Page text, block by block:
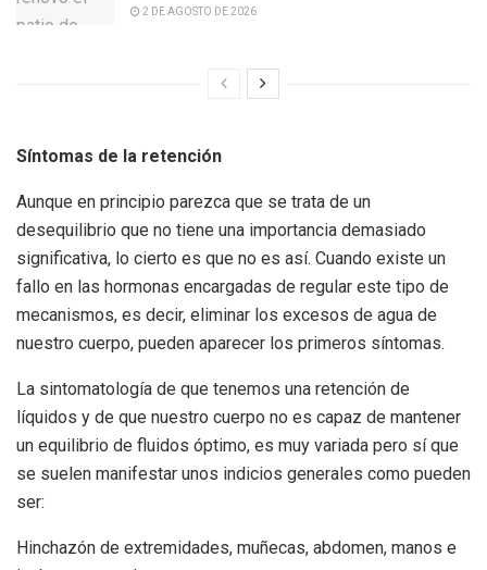
2 DE AGOSTO DE 2026
Síntomas de la retención
Aunque en principio parezca que se trata de un
desequilibrio que no tiene una importancia demasiado
significativa, lo cierto es que no es así. Cuando existe un
fallo en las hormonas encargadas de regular este tipo de
mecanismos, es decir, eliminar los excesos de agua de
nuestro cuerpo, pueden aparecer los primeros síntomas.
La sintomatología de que tenemos una retención de
líquidos y de que nuestro cuerpo no es capaz de mantener
un equilibrio de fluidos óptimo, es muy variada pero sí que
se suelen manifestar unos indicios generales como pueden
ser:
Hinchazón de extremidades, muñecas, abdomen, manos e